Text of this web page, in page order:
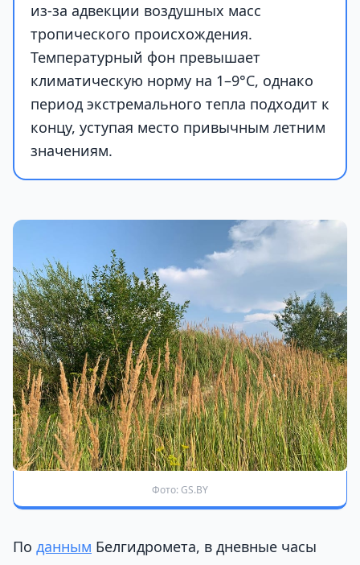
из-за адвекции воздушных масс
тропического происхождения.
Температурный фон превышает
климатическую норму на 1–9°С, однако
период экстремального тепла подходит к
концу, уступая место привычным летним
значениям.
Фото: GS.BY
По данным Белгидромета, в дневные часы